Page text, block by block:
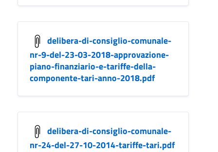
delibera-di-consiglio-comunale-
nr-9-del-23-03-2018-approvazione-
piano-finanziario-e-tariffe-della-
componente-tari-anno-2018.pdf
delibera-di-consiglio-comunale-
nr-24-del-27-10-2014-tariffe-tari.pdf